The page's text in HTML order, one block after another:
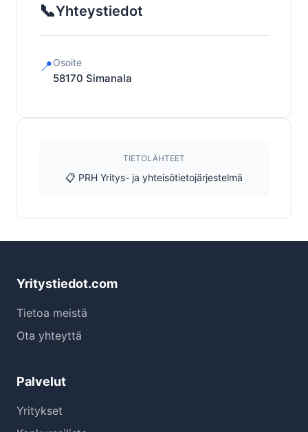
📞Yhteystiedot
📍Osoite
58170 Simanala
TIETOLÄHTEET
📋 PRH Yritys- ja yhteisötietojärjestelmä
Yritystiedot.com
Tietoa meistä
Ota yhteyttä
Palvelut
Yritykset